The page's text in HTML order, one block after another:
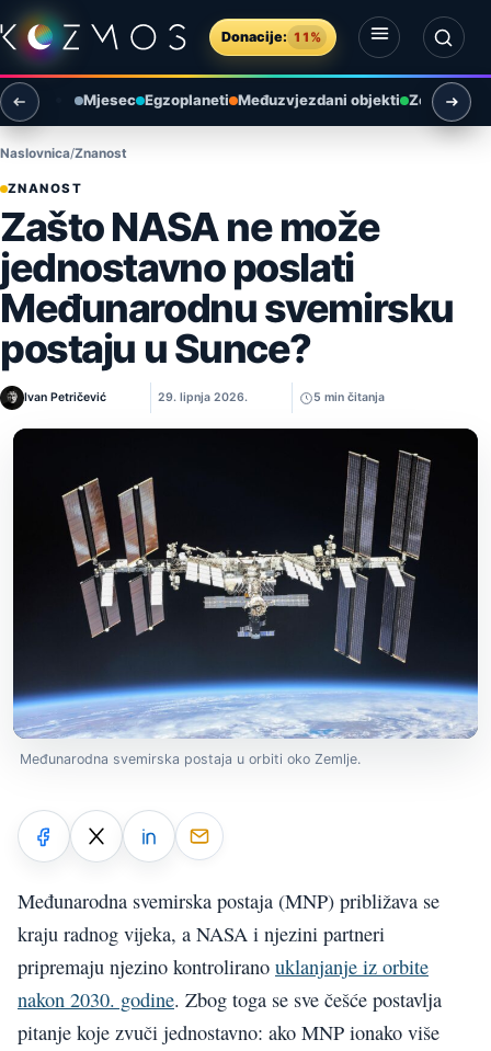
Preskoči na sadržaj
Donacije: 11%
Otvori izbornik
Otvori pretragu
Mjesec Egzoplaneti Međuzvjezdani objekti Zemlja i
Naslovnica Znanost
ZNANOST
Zašto NASA ne može
jednostavno poslati
Međunarodnu svemirsku
postaju u Sunce?
Ivan Petričević 29. lipnja 2026. 5 min čitanja
Međunarodna svemirska postaja u orbiti oko Zemlje.
Međunarodna svemirska postaja (MNP) približava se
kraju radnog vijeka, a NASA i njezini partneri
pripremaju njezino kontrolirano uklanjanje iz orbite
nakon 2030. godine. Zbog toga se sve češće postavlja
pitanje koje zvuči jednostavno: ako MNP ionako više